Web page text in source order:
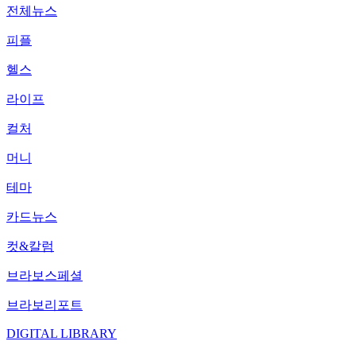
전체뉴스
피플
헬스
라이프
컬처
머니
테마
카드뉴스
컷&칼럼
브라보스페셜
브라보리포트
DIGITAL LIBRARY